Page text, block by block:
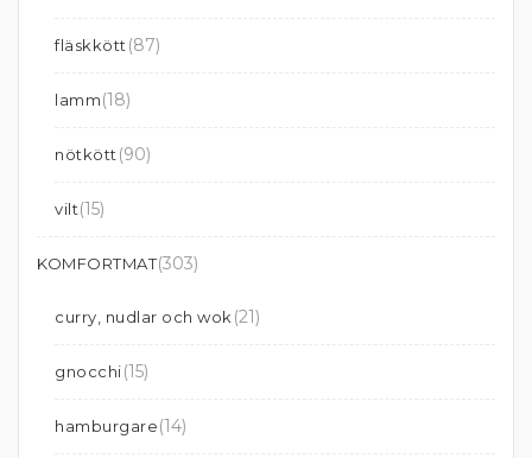
fläskkött (87)
lamm(18)
nötkött (90)
vilt(15)
KOMFORTMAT(303)
curry, nudlar och wok (21)
gnocchi(15)
hamburgare(14)